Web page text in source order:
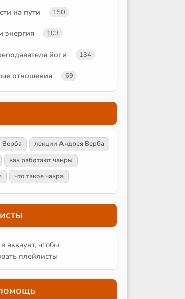
на пути 150
энергия 103
йоги 134
отношения 69
лекции Андрея Верба
как работают чакры
что такое чакра
в аккаунт, чтобы
плейлисты